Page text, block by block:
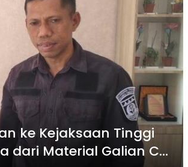
ke Kejaksaan Tinggi
dari Material Galian C